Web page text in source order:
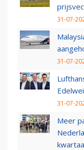
31-07-
31-07-
31-07-
Meer